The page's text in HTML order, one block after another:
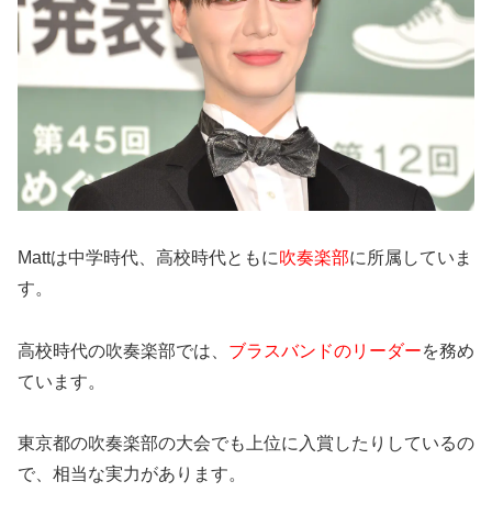
Mattは中学時代、高校時代ともに吹奏楽部に所属していま
す。
高校時代の吹奏楽部では、 ブラスバンドのリーダーを務め
ています。
東京都の吹奏楽部の大会でも上位に入賞したりしているの
で、相当な実力があります。